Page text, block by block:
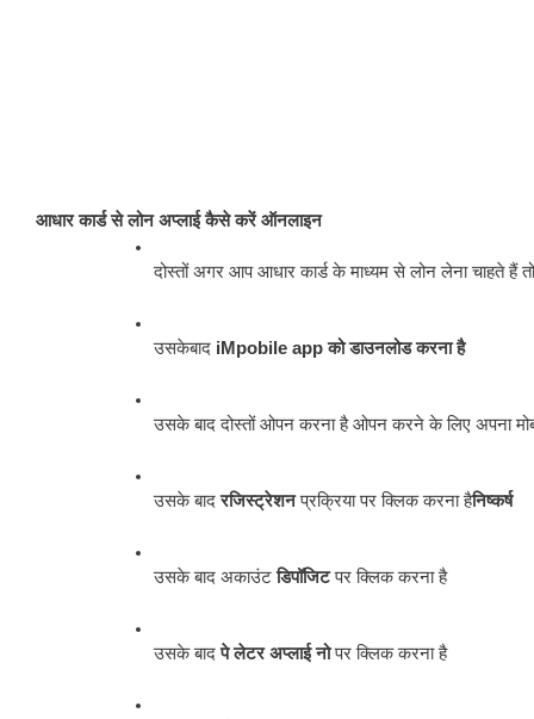
आधार कार्ड से लोन अप्लाई कैसे करें ऑनलाइन
दोस्तों अगर आप आधार कार्ड के माध्यम से लोन लेना चाहते हैं
उसकेबाद iMpobile app को डाउनलोड करना है
उसके बाद दोस्तों ओपन करना है ओपन करने के लिए अपना
उसके बाद रजिस्ट्रेशन प्रक्रिया पर क्लिक करना हैनिष्कर्ष
उसके बाद अकाउंट डिपॉजिट पर क्लिक करना है
उसके बाद पे लेटर अप्लाई नो पर क्लिक करना है